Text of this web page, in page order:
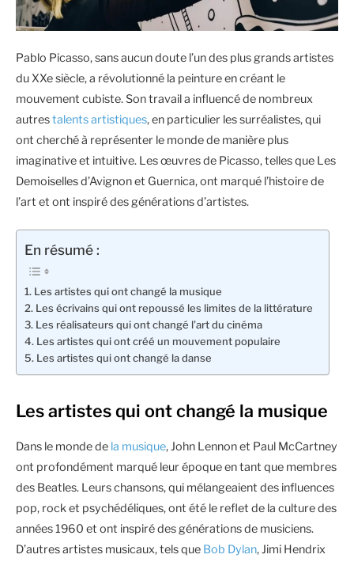
Pablo Picasso, sans aucun doute l’un des plus grands artistes
du XXe siècle, a révolutionné la peinture en créant le
mouvement cubiste. Son travail a influencé de nombreux
autrestalents artistiques, en particulier les surréalistes, qui
ont cherché à représenter le monde de manière plus
imaginative et intuitive. Les œuvres de Picasso, telles que Les
Demoiselles d’Avignon et Guernica, ont marqué l’histoire de
l’art et ont inspiré des générations d’artistes.
En résumé :
Les artistes qui ont changé la musique
Les écrivains qui ont repoussé les limites de la littérature
Les réalisateurs qui ont changé l’art du cinéma
Les artistes qui ont créé un mouvement populaire
Les artistes qui ont changé la danse
Les artistes qui ont changé la musique
Dans le monde de la musique, John Lennon et Paul McCartney
ont profondément marqué leur époque en tant que membres
des Beatles. Leurs chansons, qui mélangeaient des influences
pop, rock et psychédéliques, ont été le reflet de la culture des
années 1960 et ont inspiré des générations de musiciens.
D’autres artistes musicaux, tels que Bob Dylan, Jimi Hendrix